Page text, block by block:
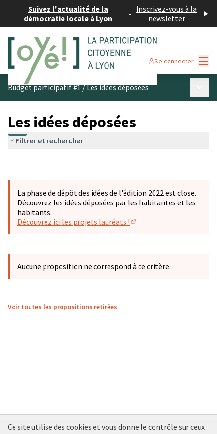
Suivez l'actualité de la
démocratie locale à Lyon
- Inscrivez-vous à la
newsletter
Se connecter
Budget participatif #1/Les idées déposées
Les idées déposées
Filtrer et rechercher
La phase de dépôt des idées de l'édition 2022 est close.
Découvrez les idées déposées par les habitantes et les
habitants.
Découvrez ici les projets lauréats !
Aucune proposition ne correspond à ce critère.
Voir toutes les propositions retirées
Ce site utilise des cookies et vous donne le contrôle sur ceux